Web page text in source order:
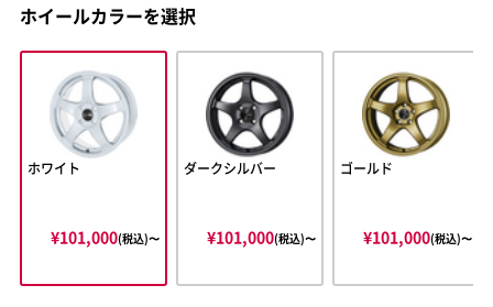
ホイールカラーを選択
ホワイト
¥101,000(税込)〜
ダークシルバー
¥101,000(税込)〜
ゴールド
¥101,000(税込)〜